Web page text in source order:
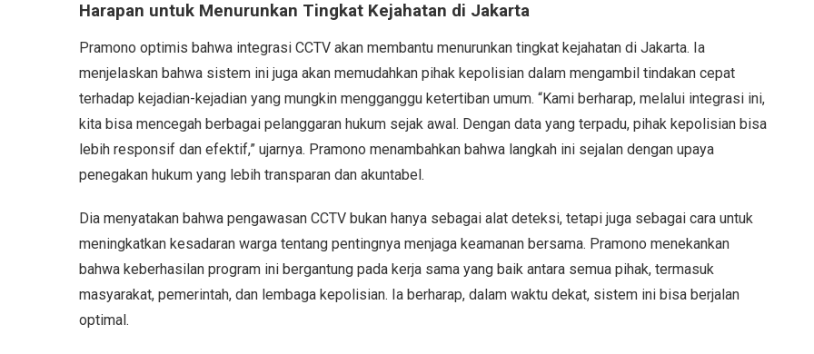
Harapan untuk Menurunkan Tingkat Kejahatan di Jakarta
Pramono optimis bahwa integrasi CCTV akan membantu menurunkan tingkat kejahatan di Jakarta. Ia
menjelaskan bahwa sistem ini juga akan memudahkan pihak kepolisian dalam mengambil tindakan cepat
terhadap kejadian-kejadian yang mungkin mengganggu ketertiban umum. “Kami berharap, melalui integrasi ini,
kita bisa mencegah berbagai pelanggaran hukum sejak awal. Dengan data yang terpadu, pihak kepolisian bisa
lebih responsif dan efektif,” ujarnya. Pramono menambahkan bahwa langkah ini sejalan dengan upaya
penegakan hukum yang lebih transparan dan akuntabel.
Dia menyatakan bahwa pengawasan CCTV bukan hanya sebagai alat deteksi, tetapi juga sebagai cara untuk
meningkatkan kesadaran warga tentang pentingnya menjaga keamanan bersama. Pramono menekankan
bahwa keberhasilan program ini bergantung pada kerja sama yang baik antara semua pihak, termasuk
masyarakat, pemerintah, dan lembaga kepolisian. Ia berharap, dalam waktu dekat, sistem ini bisa berjalan
optimal.